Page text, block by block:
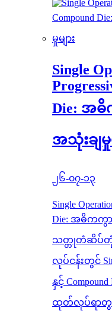
Single
Die: အဓိ
အသုံးချမှု
၂၆-၀၇-၁၃
Single
Die: အဓိကကွာခ
သတ္တုတံဆိပ်တုံး
လုပ်ငန်းတွင်
နှင့်
ထုတ်လုပ်ရာတွ